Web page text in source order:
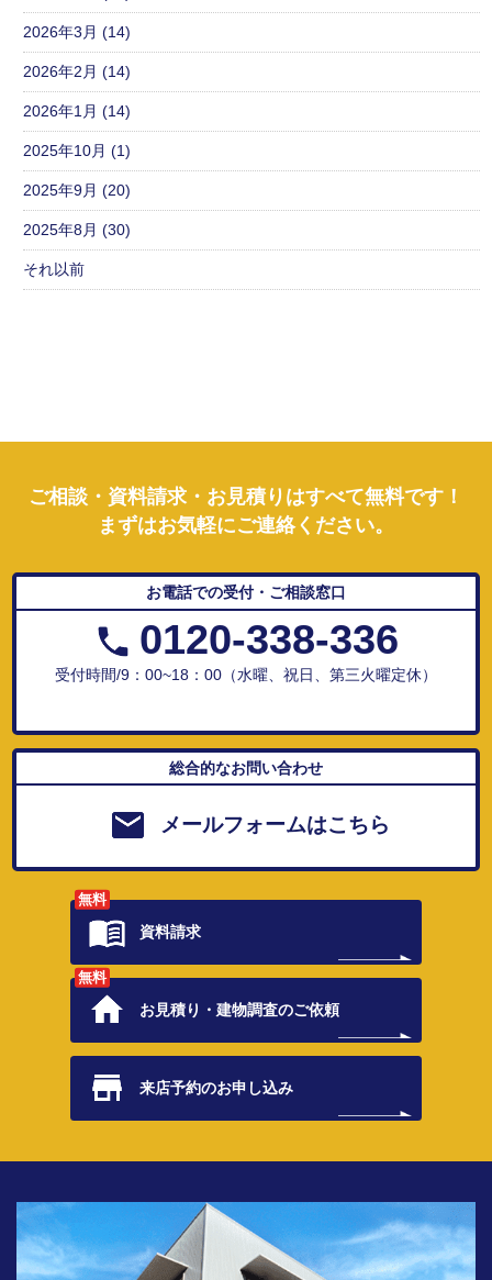
2026年3月 (14)
2026年2月 (14)
2026年1月 (14)
2025年10月 (1)
2025年9月 (20)
2025年8月 (30)
それ以前
ご相談・資料請求・お見積りはすべて無料です！
まずはお気軽にご連絡ください。
お電話での受付・ご相談窓口
0120-338-336
受付時間/9：00~18：00（水曜、祝日、第三火曜定休）
総合的なお問い合わせ
メールフォームはこちら
無料
資料請求
無料
お見積り・建物調査のご依頼
来店予約のお申し込み